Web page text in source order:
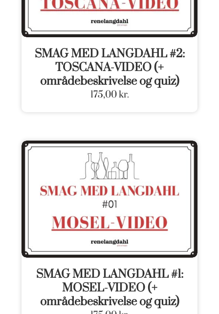
SMAG MED LANGDAHL #2:
TOSCANA-VIDEO (+
områdebeskrivelse og quiz)
175,00kr.
SMAG MED LANGDAHL #1:
MOSEL-VIDEO (+
områdebeskrivelse og quiz)